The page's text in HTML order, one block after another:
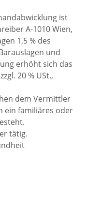
ist
A-1010 Wien,
1,5 % des
und
erhöht sich das
20 % USt.,
dem Vermittler
ein familiäres oder
tätig.